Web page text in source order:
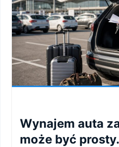
Wynajem auta
może być